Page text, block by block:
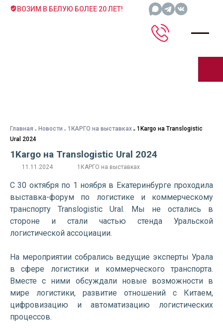
ВОЗИМ В БЕЛУЮ БОЛЕЕ 20 ЛЕТ!
Главная Новости 1КАРГО на выставках
1Kargo на Translogistic
Ural 2024
1Kargo на Translogistic Ural 2024
11.11.2024 1КАРГО на выставках
С 30 октября по 1 ноября в Екатеринбурге проходила
выставка-форум по логистике и коммерческому
транспорту Translogistic Ural. Мы не остались в
стороне и стали частью стенда Уральской
логистической ассоциации.
На мероприятии собрались ведущие эксперты Урала
в сфере логистики и коммерческого транспорта.
Вместе с ними обсуждали новые возможности в
мире логистики, развитие отношений с Китаем,
цифровизацию и автоматизацию логистических
процессов.